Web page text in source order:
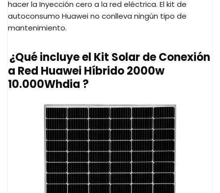
hacer la Inyección cero a la red eléctrica. El kit de
autoconsumo Huawei no conlleva ningún tipo de
mantenimiento.
¿Qué incluye el Kit Solar de Conexión
a Red Huawei Híbrido 2000w
10.000Whdia ?